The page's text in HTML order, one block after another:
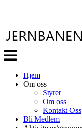
Veksle
navigasjon
Hjem
Om oss
Styret
Om oss
Kontakt Oss
Bli Medlem